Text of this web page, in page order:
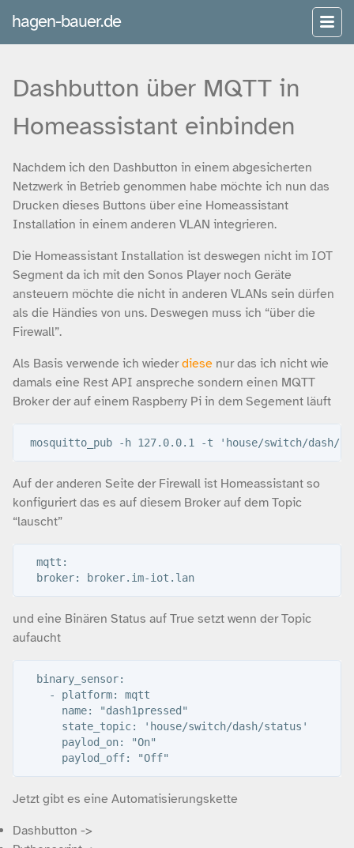
hagen-bauer.de
Dashbutton über MQTT in
Homeassistant einbinden
Nachdem ich den Dashbutton in einem abgesicherten
Netzwerk in Betrieb genommen habe möchte ich nun das
Drucken dieses Buttons über eine Homeassistant
Installation in einem anderen VLAN integrieren.
Die Homeassistant Installation ist deswegen nicht im IOT
Segment da ich mit den Sonos Player noch Geräte
ansteuern möchte die nicht in anderen VLANs sein dürfen
als die Händies von uns. Deswegen muss ich “über die
Firewall”.
Als Basis verwende ich wiederdiese nur das ich nicht wie
damals eine Rest API anspreche sondern einen MQTT
Broker der auf einem Raspberry Pi in dem Segement läuft
Auf der anderen Seite der Firewall ist Homeassistant so
konfiguriert das es auf diesem Broker auf dem Topic
“lauscht”
  mqtt:
  broker: broker.im-iot.lan
und eine Binären Status auf True setzt wenn der Topic
aufaucht
  binary_sensor:
    - platform: mqtt
      name: "dash1pressed"
      state_topic: 'house/switch/dash/status'
      paylod_on: "On"
Jetzt gibt es eine Automatisierungskette
Dashbutton ->